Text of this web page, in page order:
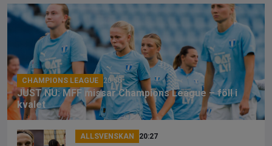
b
o
o
k
d
s
Li
n
k
CHAMPIONS LEAGUE 20:55
JUST NU: MFF missar Champions League – föll i
kvalet
ALLSVENSKAN 20:27